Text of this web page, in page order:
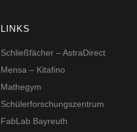
LINKS
Schließfächer – AstraDirect
Mensa – Kitafino
Mathegym
Schüler­for­schungs­zentrum
FabLab Bayreuth